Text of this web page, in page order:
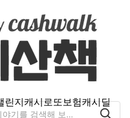
린지캐시로또보험캐시딜